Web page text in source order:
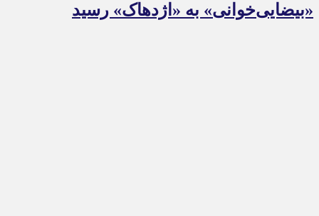
«بیضایی‌خوانی» به «اژدهاک» رسید